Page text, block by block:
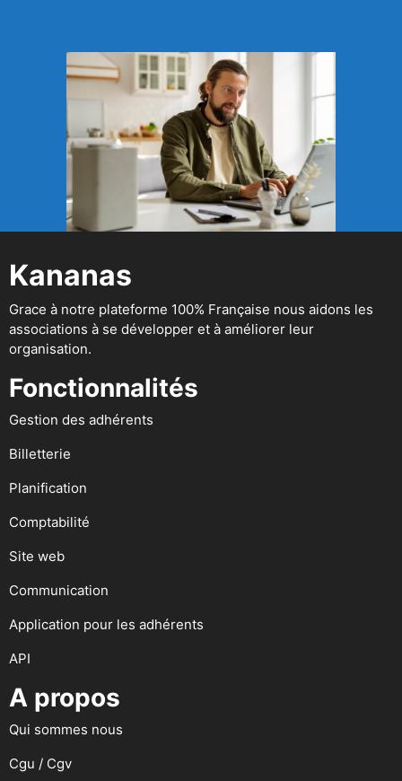
Kananas
Grace à notre plateforme 100% Française nous aidons les
associations à se développer et à améliorer leur
organisation.
Fonctionnalités
Gestion des adhérents
Billetterie
Planification
Comptabilité
Site web
Communication
Application pour les adhérents
API
A propos
Qui sommes nous
Cgu / Cgv